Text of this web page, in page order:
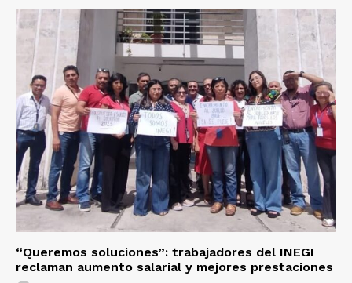
“Queremos soluciones”: trabajadores del INEGI
reclaman aumento salarial y mejores prestaciones